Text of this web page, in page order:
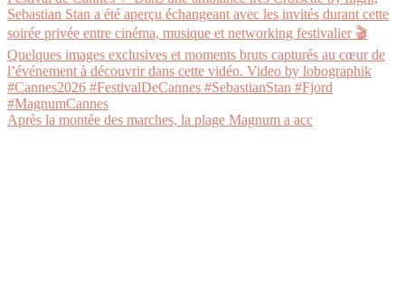
Après la montée des marches, la plage Magnum a acc